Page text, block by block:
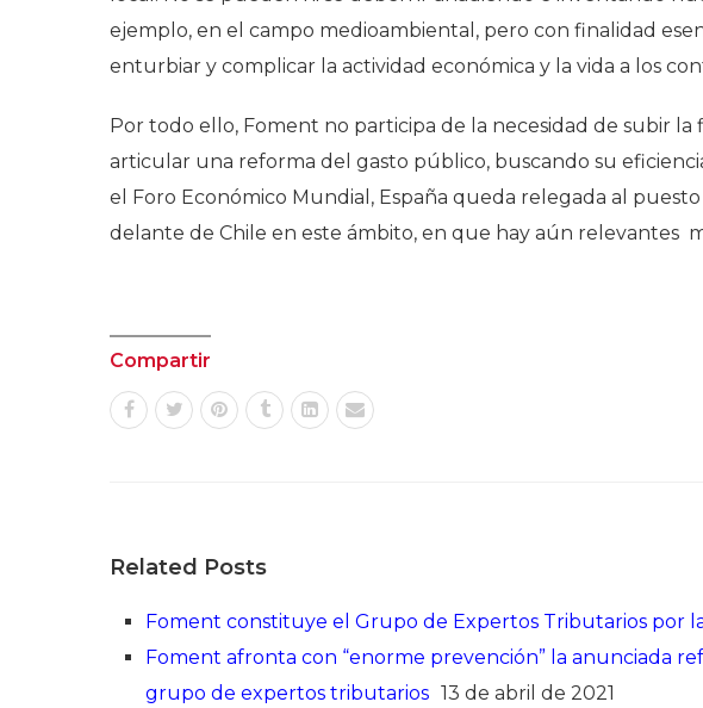
ejemplo, en el campo medioambiental, pero con finalidad
enturbiar y complicar la actividad económica y la vida a los
Por todo ello, Foment no participa de la necesidad de subir la
articular una reforma del gasto público, buscando su
el Foro Económico Mundial, España queda relegada al
delante de Chile en este ámbito, en que hay aún relevantes
Compartir
Related Posts
Foment constituye el Grupo de Expertos Tributarios por la
Foment afronta con “enorme prevención” la anunciada
grupo de expertos tributarios 13 de abril de 2021